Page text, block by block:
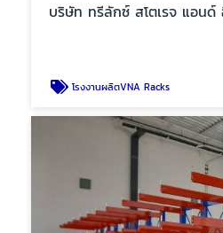
บริษัท ทรีลักซ์ สโตเรจ แอนด์
โรงงานผลิตVNA Racks